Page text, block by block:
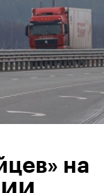
на